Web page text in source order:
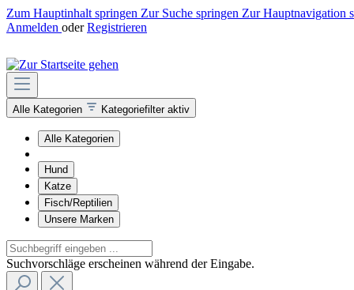
Zum Hauptinhalt springen Zur Suche springen Zur Hauptnavigation
Anmelden oder Registrieren
Alle Kategorien Kategoriefilter aktiv
Alle Kategorien
Hund
Katze
Fisch/Reptilien
Unsere Marken
Suchvorschläge erscheinen während der Eingabe.